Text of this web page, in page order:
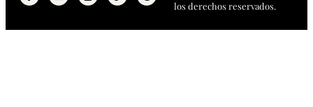
los derechos reservados.